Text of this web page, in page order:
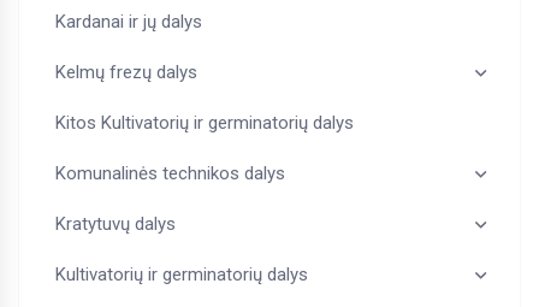
Kardanai ir jų dalys
Kelmų frezų dalys
Kitos Kultivatorių ir germinatorių dalys
Komunalinės technikos dalys
Kratytuvų dalys
Kultivatorių ir germinatorių dalys